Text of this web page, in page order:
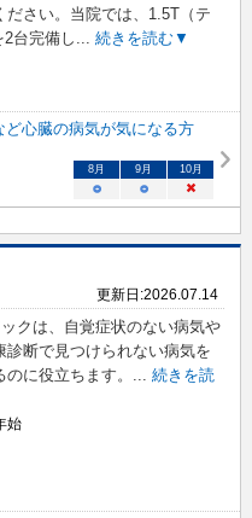
ださい。当院では、1.5T（テ
2台完備し
続きを読む▼
ど心臓の病気が気になる方
8 月 9 月 10月
○ ○ ×
更新日:2026.07.14
クは、自覚症状のない病気や
診断で見つけられない病気を
に役立ちます。 ... 続きを読
始